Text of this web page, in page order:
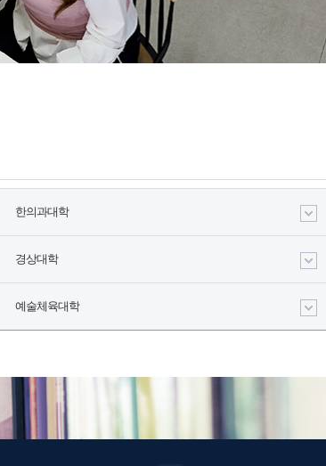
한의과대학
경상대학
예술체육대학